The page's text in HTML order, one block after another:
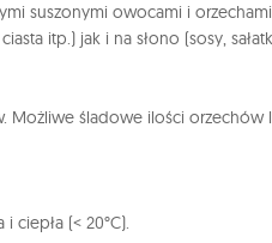
suszonymi owocami i
itp.) jak i na słono (sosy,
Możliwe śladowe ilości orzechów
ciepła (< 20°C).